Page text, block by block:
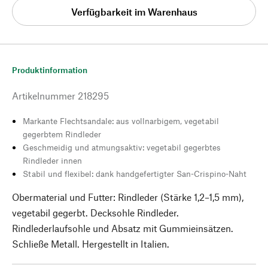
Verfügbarkeit im Warenhaus
Produktinformation
Artikelnummer 218295
Markante Flechtsandale: aus vollnarbigem, vegetabil
gegerbtem Rindleder
Geschmeidig und atmungsaktiv: vegetabil gegerbtes
Rindleder innen
Stabil und flexibel: dank handgefertigter San-Crispino-Naht
Obermaterial und Futter: Rindleder (Stärke 1,2–1,5 mm),
vegetabil gegerbt. Decksohle Rindleder.
Rindlederlaufsohle und Absatz mit Gummieinsätzen.
Schließe Metall. Hergestellt in Italien.